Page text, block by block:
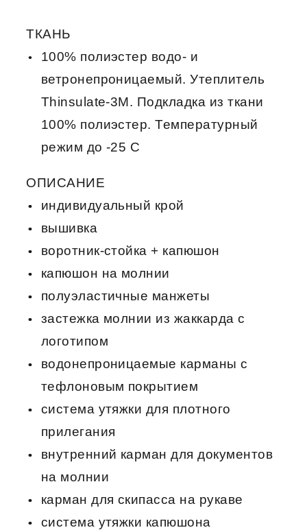
ТКАНЬ
100% полиэстер водо- и
ветронепроницаемый. Утеплитель
Thinsulate-3M. Подкладка из ткани
100% полиэстер. Температурный
режим до -25 C
ОПИСАНИЕ
индивидуальный крой
вышивка
воротник-стойка + капюшон
капюшон на молнии
полуэластичные манжеты
застежка молнии из жаккарда с
логотипом
водонепроницаемые карманы с
тефлоновым покрытием
система утяжки для плотного
прилегания
внутренний карман для документов
на молнии
карман для скипасса на рукаве
система утяжки капюшона